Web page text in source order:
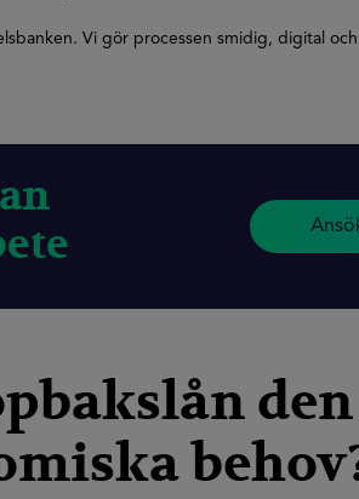
Vi gör processen smidig, digital